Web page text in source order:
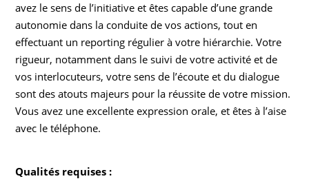
avez le sens de l’initiative et êtes capable d’une grande
autonomie dans la conduite de vos actions, tout en
effectuant un reporting régulier à votre hiérarchie. Votre
rigueur, notamment dans le suivi de votre activité et de
vos interlocuteurs, votre sens de l’écoute et du dialogue
sont des atouts majeurs pour la réussite de votre mission.
Vous avez une excellente expression orale, et êtes à l’aise
avec le téléphone.
Qualités requises :